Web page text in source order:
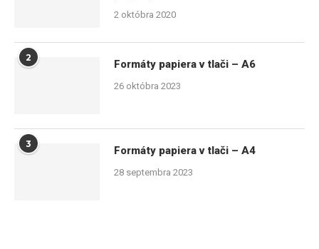
2 októbra 2020
2
Formáty papiera v tlači – A6
26 októbra 2023
3
Formáty papiera v tlači – A4
28 septembra 2023